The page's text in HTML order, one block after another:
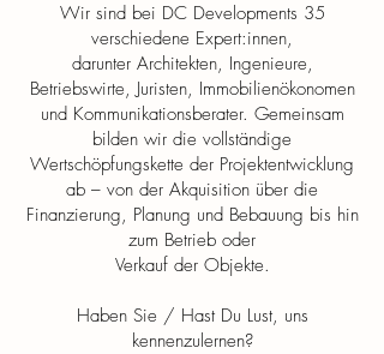
Wir sind bei DC Developments 35
verschiedene Expert:innen,
darunter Architekten, Ingenieure,
Betriebswirte, Juristen, Immobilienökonomen
und Kommunikationsberater. Gemeinsam
bilden wir die vollständige
Wertschöpfungskette der Projektentwicklung
ab – von der Akquisition über die
Finanzierung, Planung und Bebauung bis hin
zum Betrieb oder
Verkauf der Objekte.
Haben Sie / Hast Du Lust, uns
kennenzulernen?